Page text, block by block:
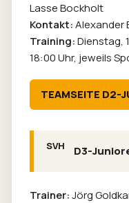
Lasse Bockholt
Kontakt:Alexander
Training:Dienstag,
18:00 Uhr, jeweils
TEAMSEITE D2-
D3-
Trainer:Jörg